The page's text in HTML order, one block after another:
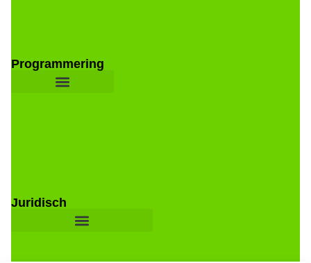
Programmering
Juridisch